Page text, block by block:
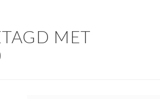
MET